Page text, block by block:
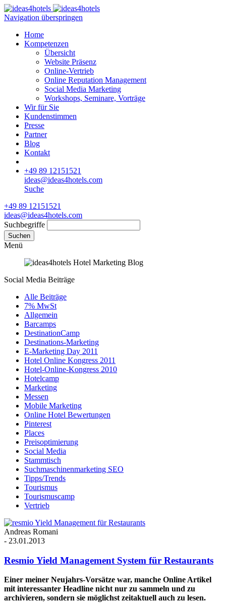
Navigation überspringen
Home
Kompetenzen
Übersicht
Website Präsenz
Online-Vertrieb
Online Reputation Management
Social Media Marketing
Workshops, Seminare, Vorträge
Wir für Sie
Kundenstimmen
Presse
Partner
Blog
Kontakt
+49 89 12151521
ideas@ideas4hotels.com
Suche
+49 89 12151521
ideas@ideas4hotels.com
Suchbegriffe
Suchen
Menü
Social Media Beiträge
Alle Beiträge
7% MwSt
Allgemein
Barcamps
DestinationCamp
Destinations-Marketing
E-Marketing Day 2011
Hotel Online Kongress 2011
Hotel-Online-Kongress 2010
Hotelcamp
Marketing
Messen
Mobile Marketing
Online Hotel Bewertungen
Pinterest
Places
Preisoptimierung
Social Media
Stammtisch
Suchmaschinenmarketing SEO
Tipps/Trends
Tourismus
Tourismuscamp
Vertrieb
Andreas Romani
- 23.01.2013
Resmio Yield Management System für Restaurants
Einer meiner Neujahrs-Vorsätze war, manche Online Artikel
mit interessanter Headline nicht nur zu sammeln und zu
archivieren, sondern sie möglichst zeitaktuell auch zu lesen.